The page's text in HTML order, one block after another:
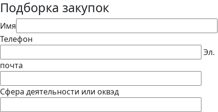
Подборка закупок
Имя
Телефон
Эл.
почта
Сфера деятельности или оквэд